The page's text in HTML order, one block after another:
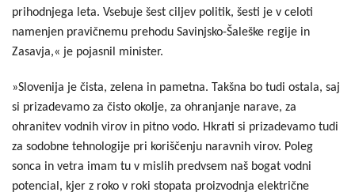
prihodnjega leta. Vsebuje šest ciljev politik, šesti je v celoti
namenjen pravičnemu prehodu Savinjsko-Šaleške regije in
Zasavja,« je pojasnil minister.
»Slovenija je čista, zelena in pametna. Takšna bo tudi ostala, saj
si prizadevamo za čisto okolje, za ohranjanje narave, za
ohranitev vodnih virov in pitno vodo. Hkrati si prizadevamo tudi
za sodobne tehnologije pri koriščenju naravnih virov. Poleg
sonca in vetra imam tu v mislih predvsem naš bogat vodni
potencial, kjer z roko v roki stopata proizvodnja električne